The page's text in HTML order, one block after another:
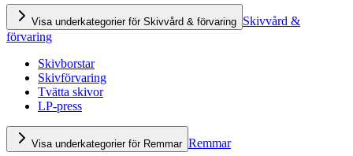
Visa underkategorier för Skivvård & förvaring Skivvård &
förvaring
Skivborstar
Skivförvaring
Tvätta skivor
LP-press
Visa underkategorier för Remmar Remmar